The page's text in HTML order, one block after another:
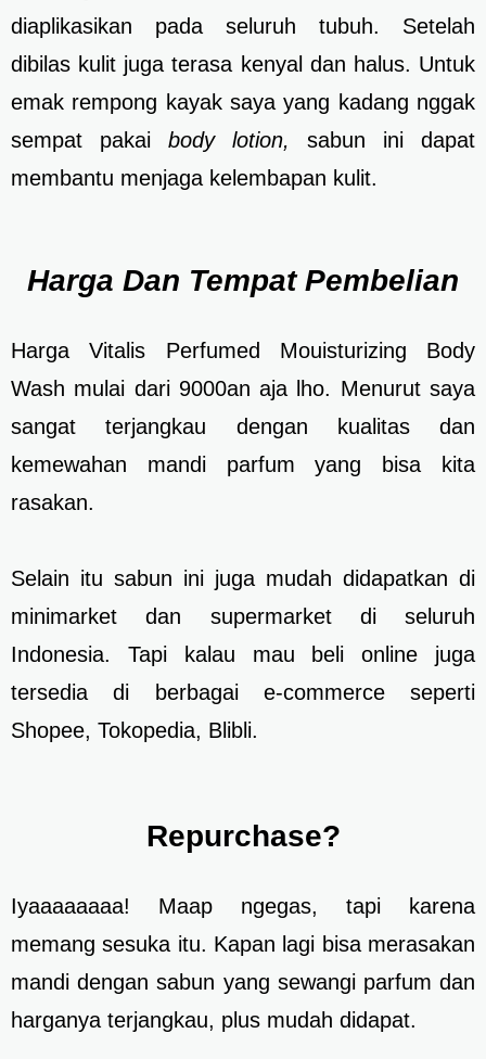
diaplikasikan pada seluruh tubuh. Setelah
dibilas kulit juga terasa kenyal dan halus. Untuk
emak rempong kayak saya yang kadang nggak
sempat pakai body lotion, sabun ini dapat
membantu menjaga kelembapan kulit.
Harga Dan Tempat Pembelian
Harga Vitalis Perfumed Mouisturizing Body
Wash mulai dari 9000an aja lho. Menurut saya
sangat terjangkau dengan kualitas dan
kemewahan mandi parfum yang bisa kita
rasakan.
Selain itu sabun ini juga mudah didapatkan di
minimarket dan supermarket di seluruh
Indonesia. Tapi kalau mau beli online juga
tersedia di berbagai e-commerce seperti
Shopee, Tokopedia, Blibli.
Repurchase?
Iyaaaaaaaa! Maap ngegas, tapi karena
memang sesuka itu. Kapan lagi bisa merasakan
mandi dengan sabun yang sewangi parfum dan
harganya terjangkau, plus mudah didapat.